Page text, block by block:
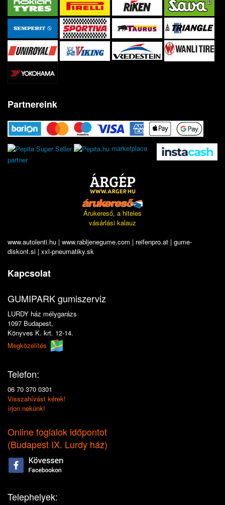
Partnereink
marketplace
partner
Árukereső, a hiteles
vásárlási kalauz
www.autolenti.hu | www.rabljenegume.com | reifenpro.at | gume-
diskont.si | xxl-pneumatiky.sk
Kapcsolat
GUMIPARK gumiszerviz
LURDY ház mélygarázs
1097 Budapest,
Könyves K. krt. 12-14.
Megközelítés
Telefon:
06 70 370 0301
Visszahívást kérek!
írjon nekünk!
Online foglalok időpontot
(Budapest IX. Lurdy ház)
Telephelyek: